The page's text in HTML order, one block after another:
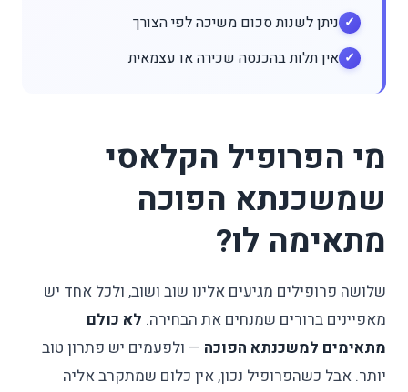
ניתן לשנות סכום משיכה לפי הצורך
אין תלות בהכנסה שכירה או עצמאית
מי הפרופיל הקלאסי
שמשכנתא הפוכה
מתאימה לו?
שלושה פרופילים מגיעים אלינו שוב ושוב, ולכל אחד יש
מאפיינים ברורים שמנחים את הבחירה. לא כולם
מתאימים למשכנתא הפוכה — ולפעמים יש פתרון טוב
יותר. אבל כשהפרופיל נכון, אין כלום שמתקרב אליה